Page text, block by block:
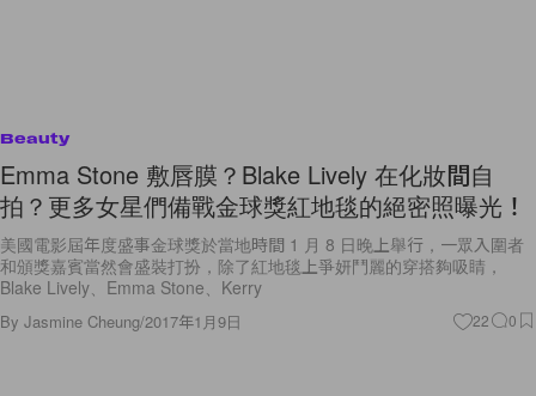
Beauty
Emma Stone 敷唇膜？Blake Lively 在化妝間自
拍？更多女星們備戰金球獎紅地毯的絕密照曝光！
美國電影屆年度盛事金球獎於當地時間 1 月 8 日晚上舉行，一眾入圍者
和頒獎嘉賓當然會盛裝打扮，除了紅地毯上爭妍鬥麗的穿搭夠吸睛，
Blake Lively、Emma Stone、Kerry
By Jasmine Cheung/2017年1月9日 22 0